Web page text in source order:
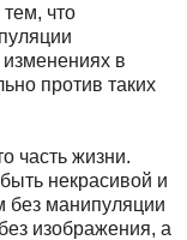
что
в
против таких
часть жизни.
некрасивой и
без манипуляции
изображения, а